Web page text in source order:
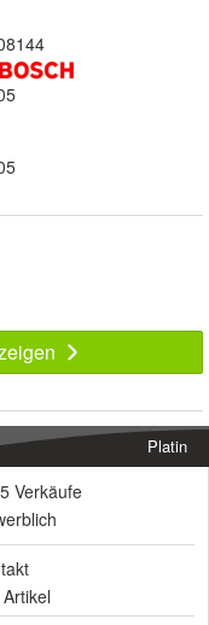
Platin
Verkäufe